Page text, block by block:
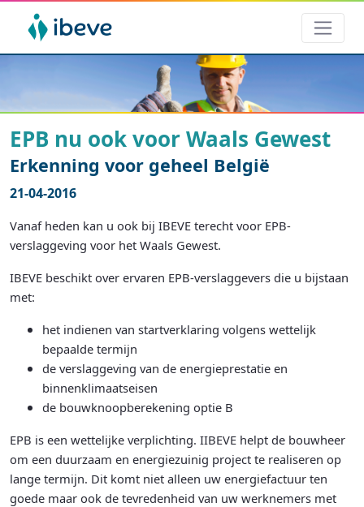
EPB nu ook voor Waals Gewest
Erkenning voor geheel België
21-04-2016
Vanaf heden kan u ook bij IBEVE terecht voor EPB-
verslaggeving voor het Waals Gewest.
IBEVE beschikt over ervaren EPB-verslaggevers die u bijstaan
met:
het indienen van startverklaring volgens wettelijk
bepaalde termijn
de verslaggeving van de energieprestatie en
binnenklimaatseisen
de bouwknoopberekening optie B
EPB is een wettelijke verplichting. IIBEVE helpt de bouwheer
om een duurzaam en energiezuinig project te realiseren op
lange termijn. Dit komt niet alleen uw energiefactuur ten
goede maar ook de tevredenheid van uw werknemers met